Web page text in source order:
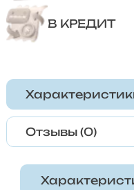
В КРЕДИТ
Отзывы (0)